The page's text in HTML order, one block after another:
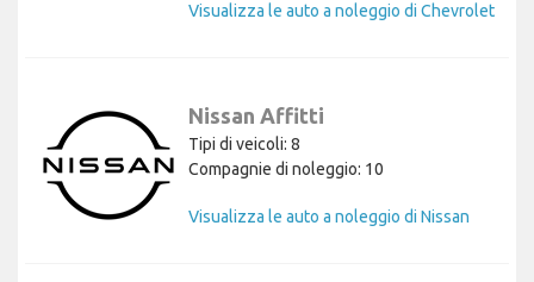
Visualizza le auto a noleggio di Chevrolet
Nissan Affitti
Tipi di veicoli: 8
Compagnie di noleggio: 10
Visualizza le auto a noleggio di Nissan